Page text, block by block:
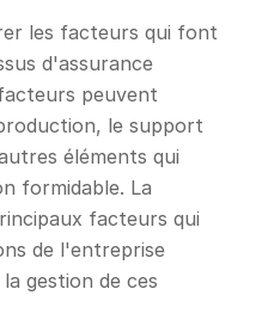
les facteurs qui font
d'assurance
peuvent
le support
éléments qui
formidable. La
facteurs qui
de l'entreprise
gestion de ces